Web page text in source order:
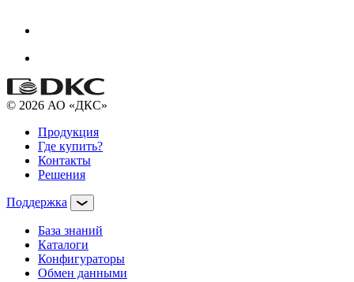
© 2026 АО «ДКС»
Продукция
Где купить?
Контакты
Решения
Поддержка
База знаний
Каталоги
Конфигураторы
Обмен данными